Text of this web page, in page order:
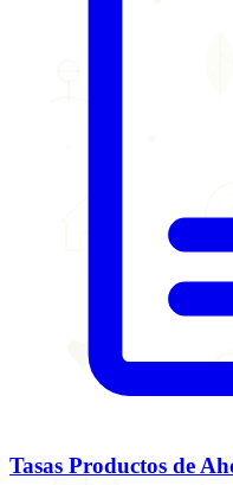
Tasas Productos de